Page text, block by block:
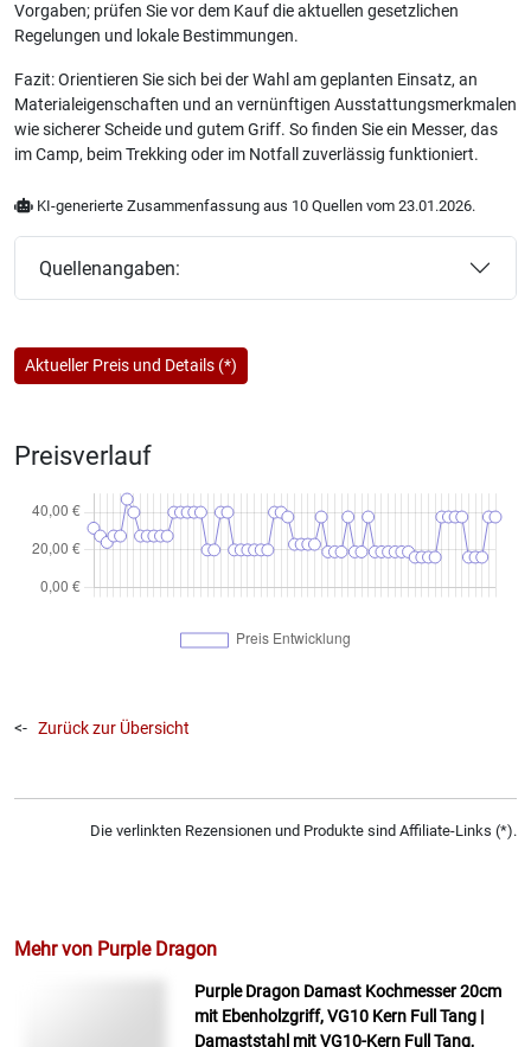
Vorgaben; prüfen Sie vor dem Kauf die aktuellen gesetzlichen
Regelungen und lokale Bestimmungen.
Fazit: Orientieren Sie sich bei der Wahl am geplanten Einsatz, an
Materialeigenschaften und an vernünftigen Ausstattungsmerkmalen
wie sicherer Scheide und gutem Griff. So finden Sie ein Messer, das
im Camp, beim Trekking oder im Notfall zuverlässig funktioniert.
KI-generierte Zusammenfassung aus 10 Quellen vom 23.01.2026.
Quellenangaben:
Aktueller Preis und Details (*)
Preisverlauf
<- Zurück zur Übersicht
Die verlinkten Rezensionen und Produkte sind Affiliate-Links (*).
Mehr von Purple Dragon
Purple Dragon Damast Kochmesser 20cm
mit Ebenholzgriff, VG10 Kern Full Tang |
Damaststahl mit VG10-Kern Full Tang,